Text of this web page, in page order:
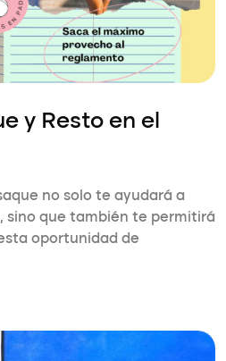
y Resto en el
no solo te ayudará a
sino que también te permitirá
oportunidad de